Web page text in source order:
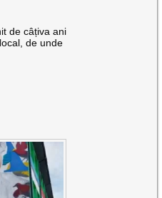
de câțiva ani
de unde